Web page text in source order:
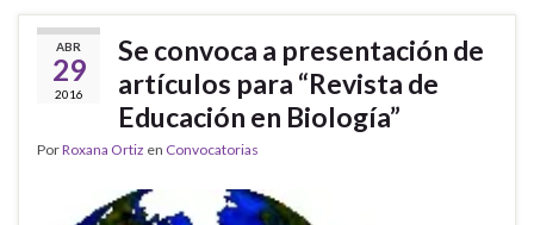
ABR
29
2016
Se convoca a presentación de
artículos para “Revista de
Educación en Biología”
PorRoxana Ortiz en Convocatorias